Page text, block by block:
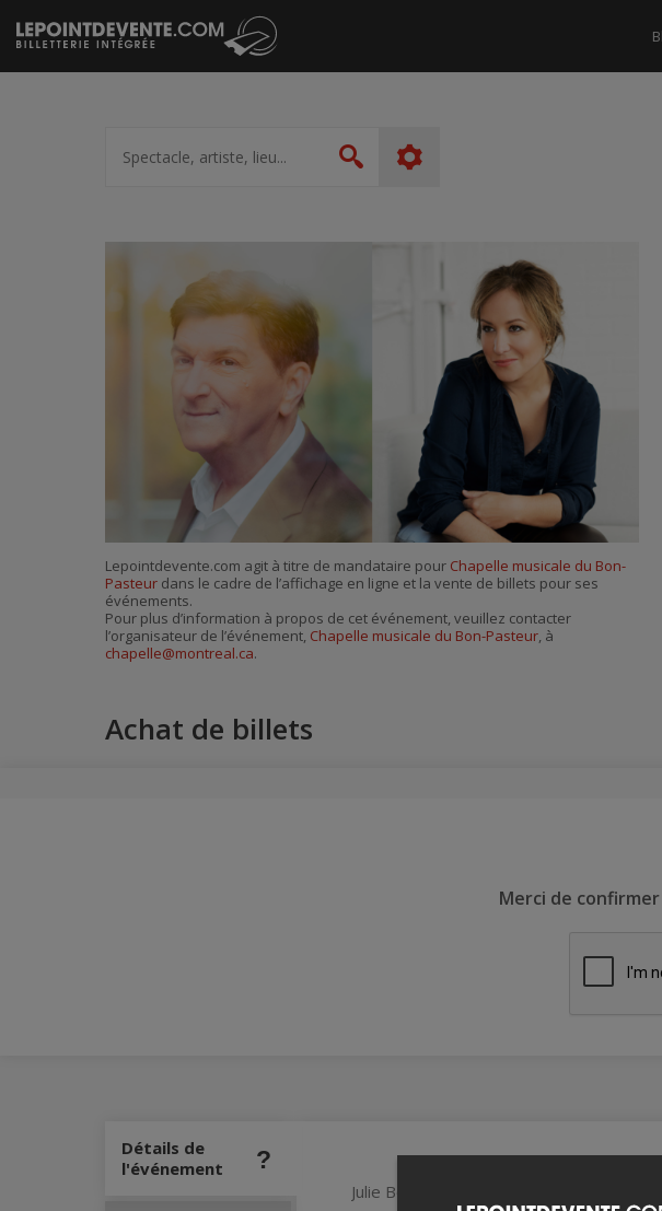
Passer
au
contenu
artiste,
lieu...
Rechercher
Lepointdevente.com agit à titre de mandataire pour Chapelle musicale du Bon-
Pasteur dans le cadre de l’affichage en ligne et la vente de billets pour ses
événements.
Pour plus d’information à propos de cet événement, veuillez contacter
l’organisateur de l’événement, Chapelle musicale du Bon-Pasteur, à
chapelle@montreal.ca.
Achat de billets
Merci de
Détails de
l'événement
Julie Boulianne, mezzo-soprano